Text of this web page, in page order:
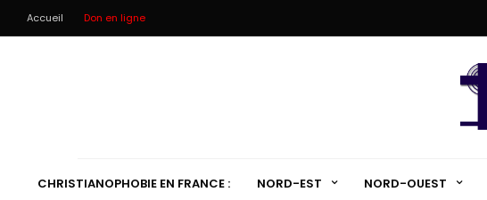
Accueil Don en ligne
CHRISTIANOPHOBIE EN FRANCE : NORD-EST NORD-OUEST